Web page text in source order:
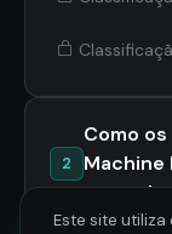
2
Como
Machine
Este site utiliza